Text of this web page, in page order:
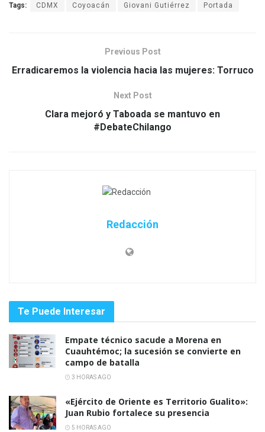
Tags: CDMX Coyoacán Giovani Gutiérrez Portada
Previous Post
Erradicaremos la violencia hacia las mujeres: Torruco
Next Post
Clara mejoró y Taboada se mantuvo en
#DebateChilango
Redacción
Te Puede Interesar
Empate técnico sacude a Morena en
Cuauhtémoc; la sucesión se convierte en
campo de batalla
3 HORAS AGO
«Ejército de Oriente es Territorio Gualito»:
Juan Rubio fortalece su presencia
5 HORAS AGO